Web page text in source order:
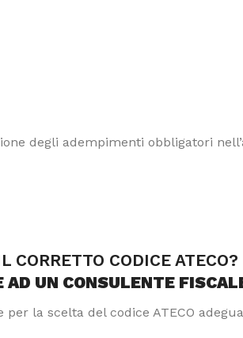
degli adempimenti obbligatori
CORRETTO CODICE ATECO?
UN CONSULENTE
la scelta del codice ATECO